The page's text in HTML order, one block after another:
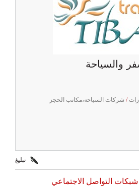
والسياحة
/ شركات السياحة،مكاتب الحجز
تبليغ
التواصل الاجتماعي